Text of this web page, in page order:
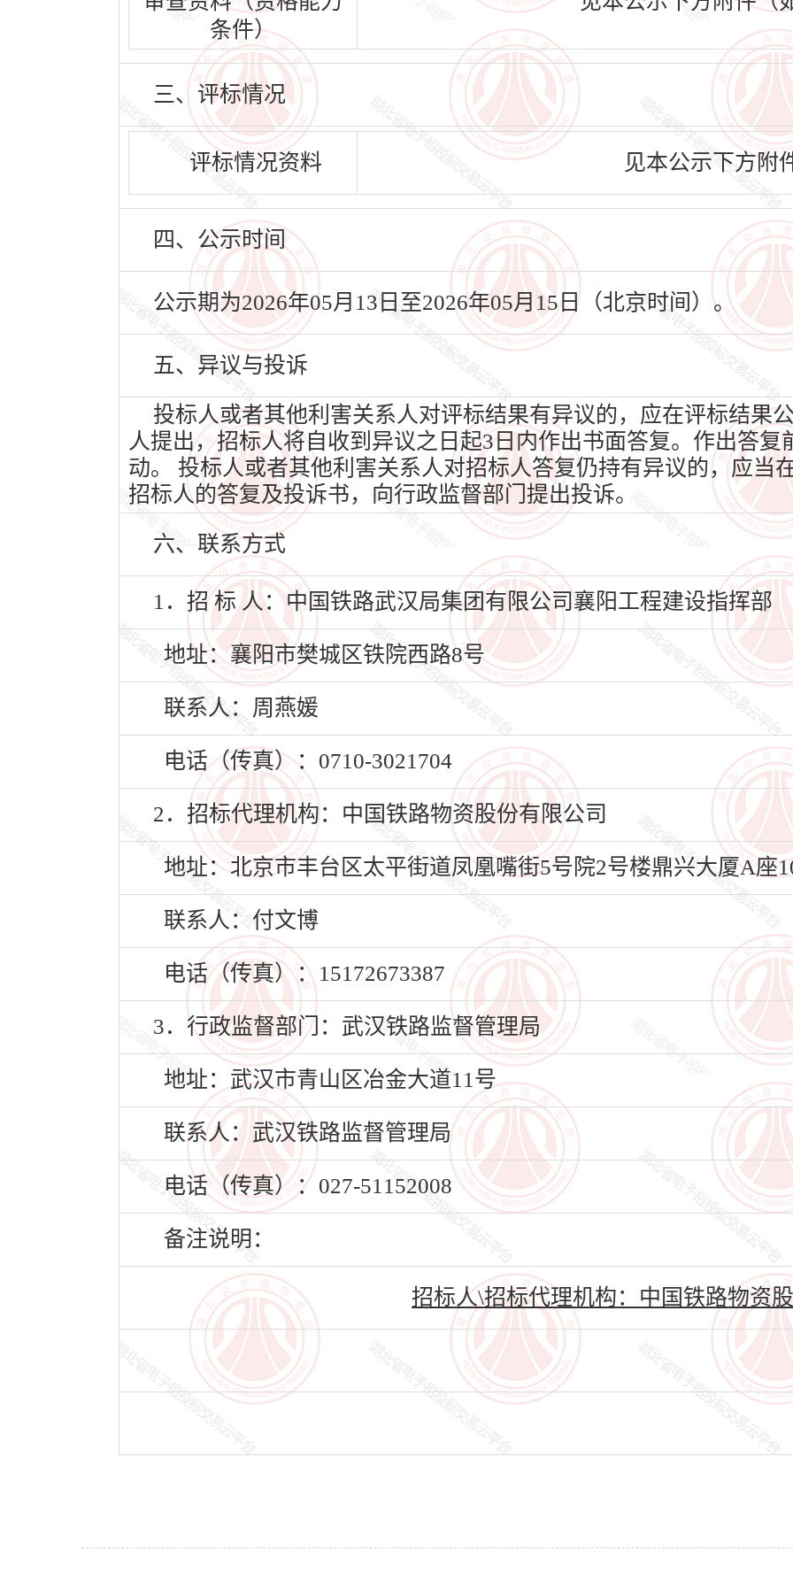
条件）
三、评标情况
评标情况资料 见本公示下方附
四、公示时间
公示期为2026年05月13日至2026年05月15日（北京时间）。
五、异议与投诉
投标人或者其他利害关系人对评标结果有异议的，应在评标结果
人提出，招标人将自收到异议之日起3日内作出书面答复。作出答复
动。 投标人或者其他利害关系人对招标人答复仍持有异议的，应当
招标人的答复及投诉书，向行政监督部门提出投诉。
六、联系方式
1．招 标 人：中国铁路武汉局集团有限公司襄阳工程建设指挥部
地址：襄阳市樊城区铁院西路8号
联系人：周燕媛
电话（传真）：0710-3021704
2．招标代理机构：中国铁路物资股份有限公司
地址：北京市丰台区太平街道凤凰嘴街5号院2号楼鼎兴大厦A座
联系人：付文博
电话（传真）：15172673387
3．行政监督部门：武汉铁路监督管理局
地址：武汉市青山区冶金大道11号
联系人：武汉铁路监督管理局
电话（传真）：027-51152008
备注说明：
招标人\招标代理机构：中国铁路物资